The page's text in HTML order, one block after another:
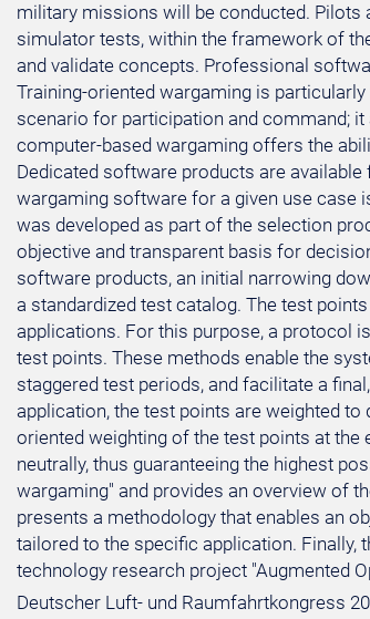
military missions will be conducted.
simulator tests, within the framework of
and validate concepts. Professional
Training-oriented wargaming is
scenario for participation and command;
computer-based wargaming offers the
Dedicated software products are
wargaming software for a given use case
was developed as part of the selection
objective and transparent basis for
software products, an initial narrowing
a standardized test catalog. The test
applications. For this purpose, a protocol
test points. These methods enable the
staggered test periods, and facilitate a
application, the test points are weighted
oriented weighting of the test points at
neutrally, thus guaranteeing the highest
wargaming" and provides an overview of
presents a methodology that enables an
tailored to the specific application.
technology research project "Augmented
Deutscher Luft- und Raumfahrtkongress